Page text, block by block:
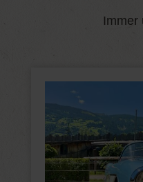
Immer